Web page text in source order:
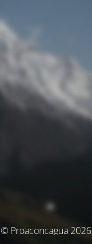
© Proaconcagua 2026